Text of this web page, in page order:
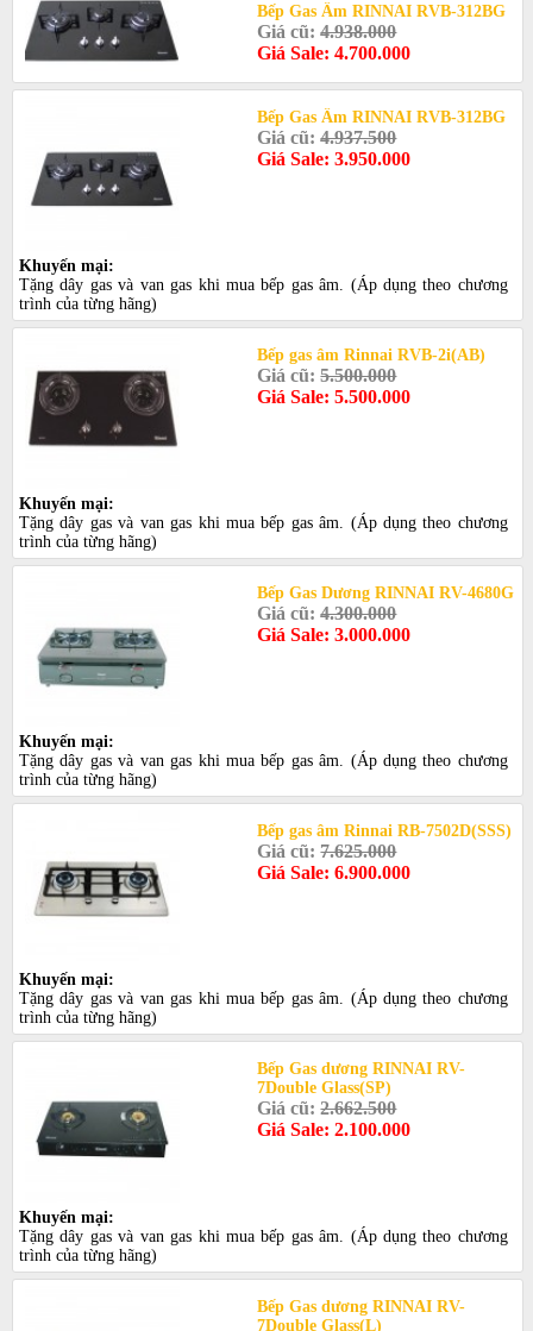
Bếp Gas Âm RINNAI RVB-312BG
Giá cũ:4.938.000
Giá Sale: 4.700.000
Bếp Gas Âm RINNAI RVB-312BG
Giá cũ:4.937.500
Giá Sale: 3.950.000
Khuyến mại:
Tặng dây gas và van gas khi mua bếp gas âm. (Áp dụng theo chương
trình của từng hãng)
Bếp gas âm Rinnai RVB-2i(AB)
Giá cũ:5.500.000
Giá Sale: 5.500.000
Khuyến mại:
Tặng dây gas và van gas khi mua bếp gas âm. (Áp dụng theo chương
trình của từng hãng)
Bếp Gas Dương RINNAI RV-4680G
Giá cũ:4.300.000
Giá Sale: 3.000.000
Khuyến mại:
Tặng dây gas và van gas khi mua bếp gas âm. (Áp dụng theo chương
trình của từng hãng)
Bếp gas âm Rinnai RB-7502D(SSS)
Giá cũ:7.625.000
Giá Sale: 6.900.000
Khuyến mại:
Tặng dây gas và van gas khi mua bếp gas âm. (Áp dụng theo chương
trình của từng hãng)
Bếp Gas dương RINNAI RV-
7Double Glass(SP)
Giá cũ:2.662.500
Giá Sale: 2.100.000
Khuyến mại:
Tặng dây gas và van gas khi mua bếp gas âm. (Áp dụng theo chương
trình của từng hãng)
Bếp Gas dương RINNAI RV-
7Double Glass(L)